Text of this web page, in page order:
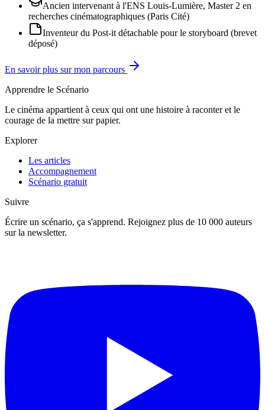
Ancien intervenant à l'ENS Louis-Lumière, Master 2 en
recherches cinématographiques (Paris Cité)
Inventeur du Post-it détachable pour le storyboard (brevet
déposé)
En savoir plus sur mon parcours
Apprendre le Scénario
Le cinéma appartient à ceux qui ont une histoire à raconter et le
courage de la mettre sur papier.
Explorer
Les articles
Accompagnement
Scénario gratuit
Suivre
Écrire un scénario, ça s'apprend. Rejoignez plus de 10 000 auteurs
sur la newsletter.